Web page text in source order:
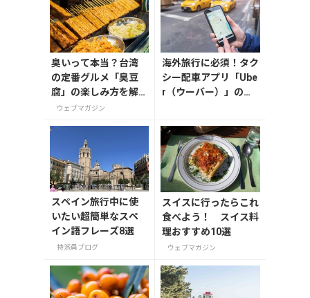
臭いって本当？台湾
の定番グルメ「臭豆
腐」の楽しみ方を解
説！定番メニューと
ウェブマガジン
海外旅行に必須！タク
シー配車アプリ「Ube
r（ウーバー）」の登
スペイン旅行中に使
いたい超簡単なスペ
イン語フレーズ8選
特派員ブログ
スイスに行ったらこれ
食べよう！ スイス料
理おすすめ10選
ウェブマガジン